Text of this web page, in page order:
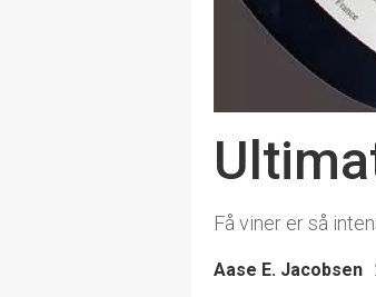
Få viner er så
Aase E. Jacobsen